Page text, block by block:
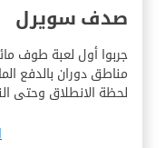
صدف سويرل
جربوا أول لعبة طوف
مناطق دوران بالدفع
لحظة الانطلاق وحتى